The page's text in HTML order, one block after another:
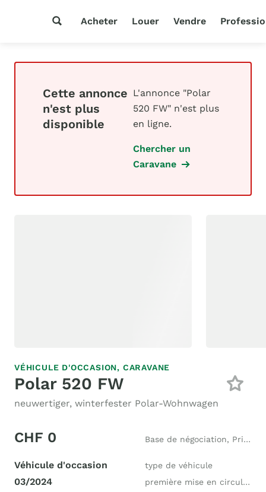
Acheter Louer Vendre
Cette annonce
n'est plus
disponible
L'annonce "Polar
520 FW" n'est plus
en ligne.
Chercher un
Caravane
VÉHICULE D'OCCASION, CARAVANE
Polar 520 FW
neuwertiger, winterfester Polar-Wohnwagen
CHF 0 Base de négociation, Prix neuf CHF 52'000
Véhicule d'occasion type de véhicule
03/2024 première mise en circulation